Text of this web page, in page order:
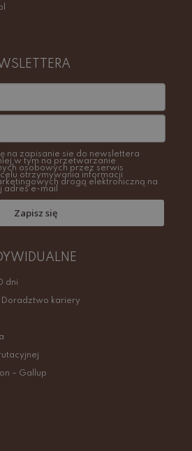
na zapisanie sie do newslettera
w tym na przetwarzanie
osobowych przez serwis
otrzymywania informacji
drogą elektroniczną na
adres e-mail
Zapisz się
dni
kariery
– Gallup